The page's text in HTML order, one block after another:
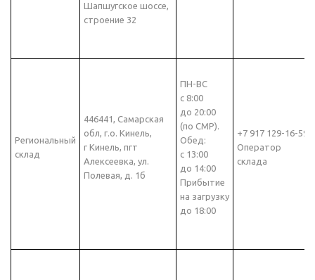
Шапшугское шоссе,
строение 32
Региональный
склад
446441, Самарская
обл, г.о. Кинель,
г Кинель, пгт
Алексеевка, ул.
Полевая, д. 1б
ПН-ВС
с 8:00
до 20:00
(по СМР).
Обед:
с 13:00
до 14:00
Прибытие
на загрузку
до 18:00
+7 917 129-16-59
Оператор
склада